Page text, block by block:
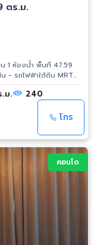
ตร.ม.
1 ห้องน้ำ พื้นที่ 47.59
เซ็นทรัลชิดลม และ
งราษฎร์ - โรง
ม. 240
โทร
คอนโด